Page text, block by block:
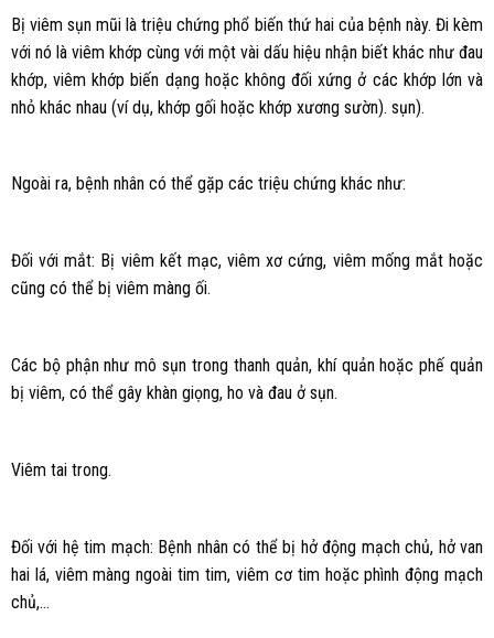
Bị viêm sụn mũi là triệu chứng phổ biến thứ hai của bệnh này. Đi kèm
với nó là viêm khớp cùng với một vài dấu hiệu nhận biết khác như đau
khớp, viêm khớp biến dạng hoặc không đối xứng ở các khớp lớn và
nhỏ khác nhau (ví dụ, khớp gối hoặc khớp xương sườn). sụn).
Ngoài ra, bệnh nhân có thể gặp các triệu chứng khác như:
Đối với mắt: Bị viêm kết mạc, viêm xơ cứng, viêm mống mắt hoặc
cũng có thể bị viêm màng ối.
Các bộ phận như mô sụn trong thanh quản, khí quản hoặc phế quản
bị viêm, có thể gây khàn giọng, ho và đau ở sụn.
Viêm tai trong.
Đối với hệ tim mạch: Bệnh nhân có thể bị hở động mạch chủ, hở van
hai lá, viêm màng ngoài tim tim, viêm cơ tim hoặc phình động mạch
chủ,…